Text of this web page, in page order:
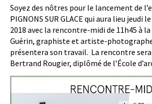
Soyez des nôtres pour le lancement de
PIGNONS SUR GLACE qui aura lieu jeudi
2018 avec la rencontre-midi de 11h45 à
Guérin, graphiste et artiste-
présentera son travail. La rencontre
Bertrand Rougier, diplômé de l’École